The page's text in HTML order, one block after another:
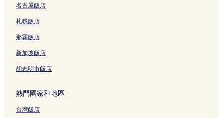
名古屋飯店
札幌飯店
那霸飯店
新加坡飯店
胡志明市飯店
熱門國家和地區
台灣飯店